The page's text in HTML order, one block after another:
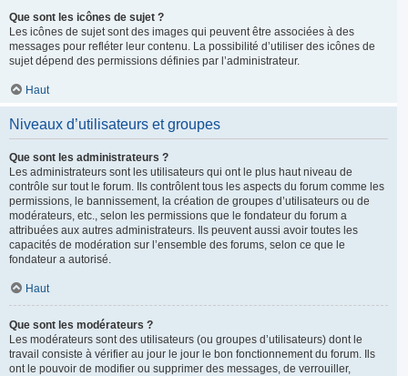
Que sont les icônes de sujet ?
Les icônes de sujet sont des images qui peuvent être associées à des
messages pour refléter leur contenu. La possibilité d’utiliser des icônes de
sujet dépend des permissions définies par l’administrateur.
Haut
Niveaux d’utilisateurs et groupes
Que sont les administrateurs ?
Les administrateurs sont les utilisateurs qui ont le plus haut niveau de
contrôle sur tout le forum. Ils contrôlent tous les aspects du forum comme les
permissions, le bannissement, la création de groupes d’utilisateurs ou de
modérateurs, etc., selon les permissions que le fondateur du forum a
attribuées aux autres administrateurs. Ils peuvent aussi avoir toutes les
capacités de modération sur l’ensemble des forums, selon ce que le
fondateur a autorisé.
Haut
Que sont les modérateurs ?
Les modérateurs sont des utilisateurs (ou groupes d’utilisateurs) dont le
travail consiste à vérifier au jour le jour le bon fonctionnement du forum. Ils
ont le pouvoir de modifier ou supprimer des messages, de verrouiller,